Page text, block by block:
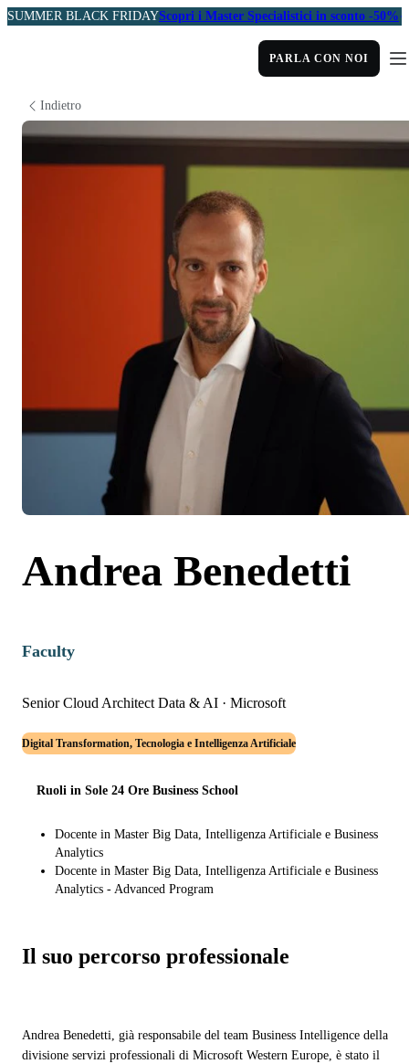
SUMMER BLACK FRIDAYScopri i Master Specialistici in sconto -50%
PARLA CON NOI
Indietro
Andrea Benedetti
Faculty
Senior Cloud Architect Data & AI · Microsoft
Digital Transformation, Tecnologia e Intelligenza Artificiale
Ruoli in Sole 24 Ore Business School
Docente in Master Big Data, Intelligenza Artificiale e Business
Analytics
Docente in Master Big Data, Intelligenza Artificiale e Business
Analytics - Advanced Program
Il suo percorso professionale
Andrea Benedetti, già responsabile del team Business Intelligence della
divisione servizi professionali di Microsoft Western Europe, è stato il